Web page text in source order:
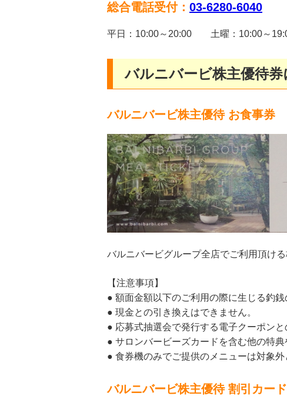
総合電話受付： 03-6280-6040
平日：10:00～20:00 土曜：10:00～
バルニバービ株主優待券
バルニバービ株主優待 お食事券
バルニバービグループ全店でご利用頂ける
【注意事項】
● 額面金額以下のご利用の際に生じる釣銭
● 現金との引き換えはできません。
● 応募式抽選会で発行する電子クーポンと
● サロンバービーズカードを含む他の特典
● 食券機のみでご提供のメニューは対象外
バルニバービ株主優待 割引カード